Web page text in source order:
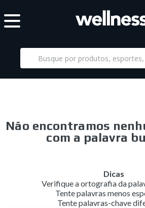
Não encontramos
com a palavra
Dicas
Verifique a ortografia da
Tente palavras menos
Tente palavras-chave